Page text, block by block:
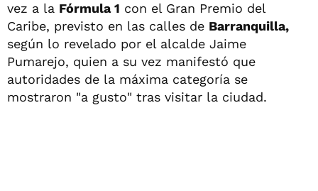
vez a la Fórmula 1 con el Gran Premio del
Caribe, previsto en las calles de Barranquilla,
según lo revelado por el alcalde Jaime
Pumarejo, quien a su vez manifestó que
autoridades de la máxima categoría se
mostraron "a gusto" tras visitar la ciudad.